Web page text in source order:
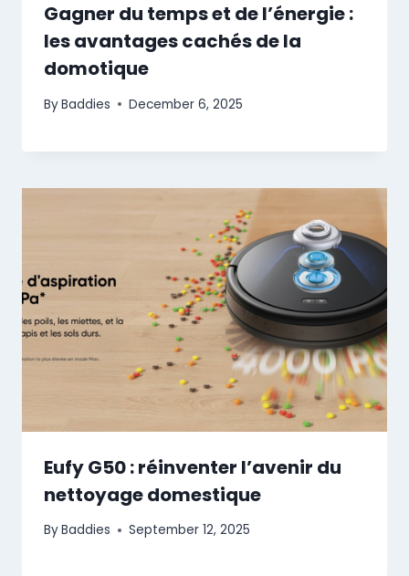
Gagner du temps et de l’énergie :
les avantages cachés de la
domotique
ByBaddies December 6, 2025
Eufy G50 : réinventer l’avenir du
nettoyage domestique
ByBaddies September 12, 2025